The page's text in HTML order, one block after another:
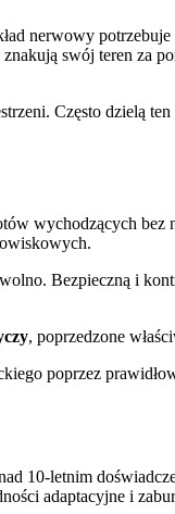
nerwowy
swój teren za
Często dzielą
wychodzących
Bezpieczną i
, poprzedzone
poprzez
10-letnim
adaptacyjne i